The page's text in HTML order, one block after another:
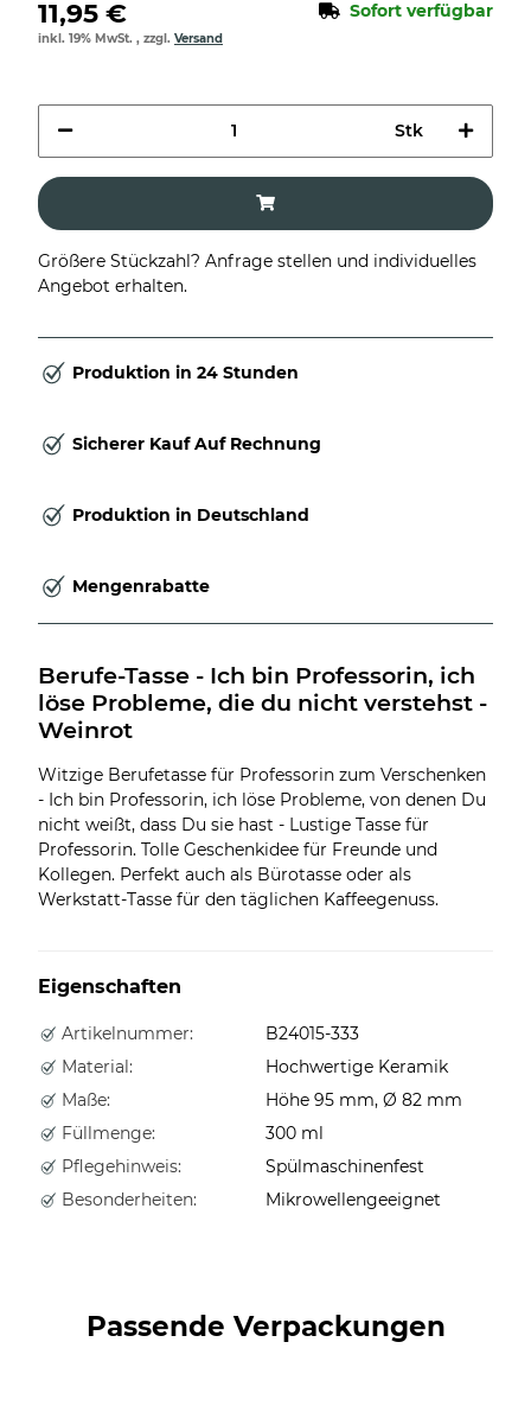
11,95 € Sofort verfügbar
inkl. 19% MwSt. , zzgl. Versand
Stk
Größere Stückzahl? Anfrage stellen und individuelles
Angebot erhalten.
Produktion in 24 Stunden
Sicherer Kauf Auf Rechnung
Produktion in Deutschland
Mengenrabatte
Berufe-Tasse - Ich bin Professorin, ich
löse Probleme, die du nicht verstehst -
Weinrot
Witzige Berufetasse für Professorin zum Verschenken
- Ich bin Professorin, ich löse Probleme, von denen Du
nicht weißt, dass Du sie hast - Lustige Tasse für
Professorin. Tolle Geschenkidee für Freunde und
Kollegen. Perfekt auch als Bürotasse oder als
Werkstatt-Tasse für den täglichen Kaffeegenuss.
Eigenschaften
Artikelnummer:
B24015-333
Material:
Hochwertige Keramik
Maße:
Höhe 95 mm, Ø 82 mm
Füllmenge:
300 ml
Pflegehinweis:
Spülmaschinenfest
Besonderheiten:
Mikrowellengeeignet
Passende Verpackungen